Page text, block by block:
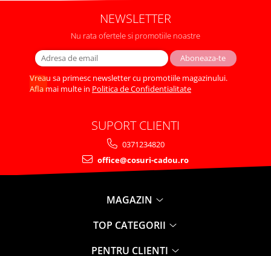
NEWSLETTER
Nu rata ofertele si promotiile noastre
Vreau sa primesc newsletter cu promotiile magazinului.
Afla mai multe in Politica de Confidentialitate
SUPORT CLIENTI
0371234820
office@cosuri-cadou.ro
MAGAZIN
TOP CATEGORII
PENTRU CLIENTI